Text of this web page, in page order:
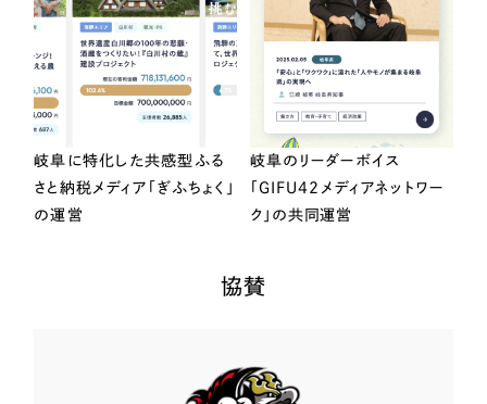
岐阜に特化した共感型ふる
さと納税メディア「ぎふちょく」
の運営
岐阜のリーダーボイス
「GIFU42メディアネットワー
ク」の共同運営
協賛